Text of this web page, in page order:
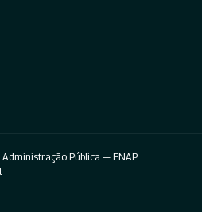
Pública — ENAP.